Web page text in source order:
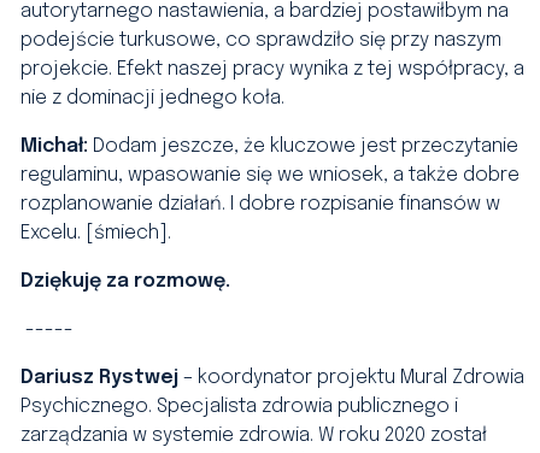
autorytarnego nastawienia, a bardziej postawiłbym na
podejście turkusowe, co sprawdziło się przy naszym
projekcie. Efekt naszej pracy wynika z tej współpracy, a
nie z dominacji jednego koła.
Michał: Dodam jeszcze, że kluczowe jest przeczytanie
regulaminu, wpasowanie się we wniosek, a także dobre
rozplanowanie działań. I dobre rozpisanie finansów w
Excelu. [śmiech].
Dziękuję za rozmowę.
-----
Dariusz Rystwej– koordynator projektu Mural Zdrowia
Psychicznego. Specjalista zdrowia publicznego i
zarządzania w systemie zdrowia. W roku 2020 został